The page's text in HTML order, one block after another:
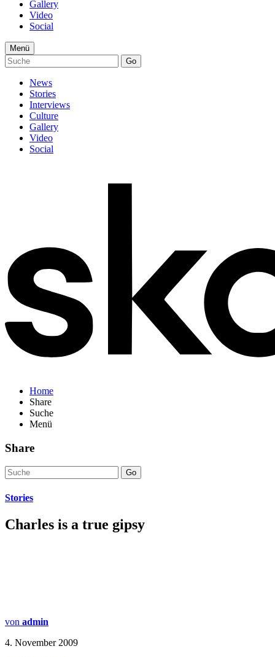
Gallery
Video
Social
Menü
Go
News
Stories
Interviews
Culture
Gallery
Video
Social
Home
Share
Suche
Menü
Share
Go
Stories
Charles is a true gipsy
von admin
4. November 2009